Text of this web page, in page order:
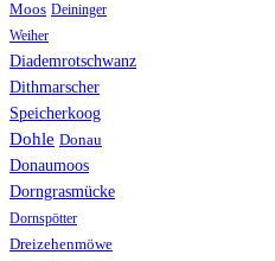
Moos Deininger
Weiher
Diademrotschwanz
Dithmarscher
Speicherkoog
Dohle Donau
Donaumoos
Dorngrasmücke
Dornspötter
Dreizehenmöwe